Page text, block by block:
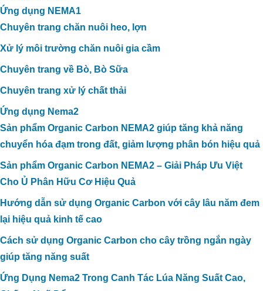
Ứng dụng NEMA1
Chuyên trang chăn nuôi heo, lợn
Xử lý môi trường chăn nuôi gia cầm
Chuyên trang về Bò, Bò Sữa
Chuyên trang xử lý chất thải
Ứng dụng Nema2
Sản phẩm Organic Carbon NEMA2 giúp tăng khả năng
chuyển hóa đạm trong đất, giảm lượng phân bón hiệu quả
Sản phẩm Organic Carbon NEMA2 – Giải Pháp Ưu Việt
Cho Ủ Phân Hữu Cơ Hiệu Quả
Hướng dẫn sử dụng Organic Carbon với cây lâu năm đem
lại hiệu quả kinh tế cao
Cách sử dụng Organic Carbon cho cây trồng ngắn ngày
giúp tăng năng suất
Ứng Dụng Nema2 Trong Canh Tác Lúa Năng Suất Cao,